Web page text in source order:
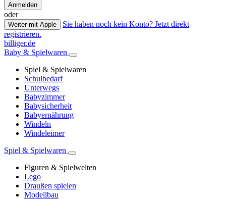
Anmelden
oder
Weiter mit Apple
Sie haben noch kein Konto? Jetzt direkt
registrieren.
billiger.de
Baby & Spielwaren
Spiel & Spielwaren
Schulbedarf
Unterwegs
Babyzimmer
Babysicherheit
Babyernährung
Windeln
Windeleimer
Spiel & Spielwaren
Figuren & Spielwelten
Lego
Draußen spielen
Modellbau